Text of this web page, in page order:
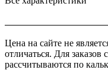
Цена на сайте не
отличаться. Для
рассчитываются по